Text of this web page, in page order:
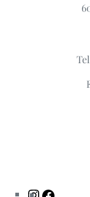
Instagram